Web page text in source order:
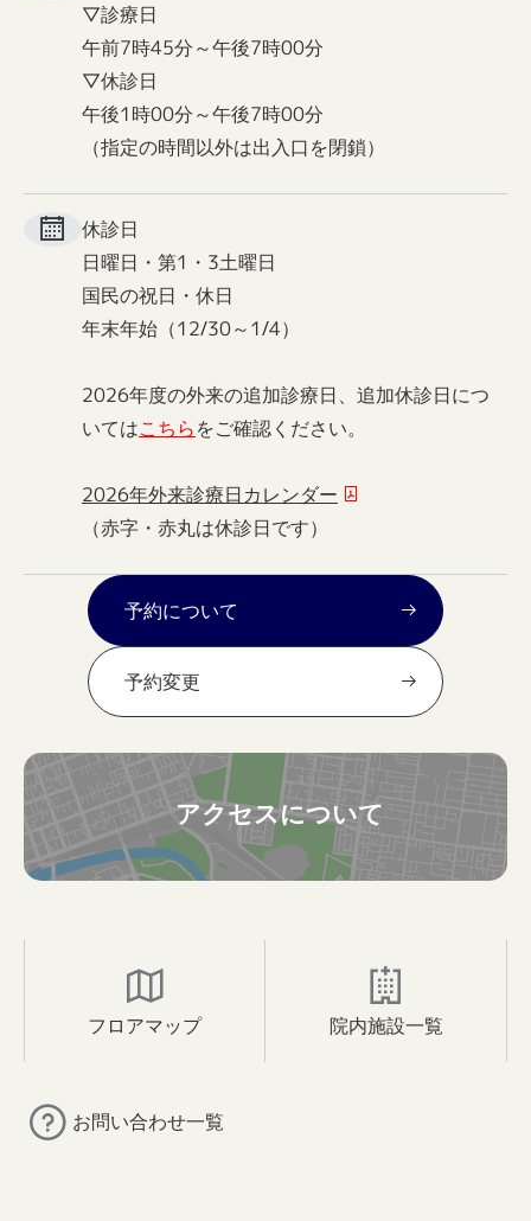
▽診療日
午前7時45分～午後7時00分
▽休診日
午後1時00分～午後7時00分
（指定の時間以外は出入口を閉鎖）
休診日
日曜日・第1・3土曜日
国民の祝日・休日
年末年始（12/30～1/4）
2026年度の外来の追加診療日、追加休診日につ
いてはこちらをご確認ください。
2026年外来診療日カレンダー
（赤字・赤丸は休診日です）
予約について
予約変更
アクセスについて
フロアマップ 院内施設一覧
お問い合わせ一覧